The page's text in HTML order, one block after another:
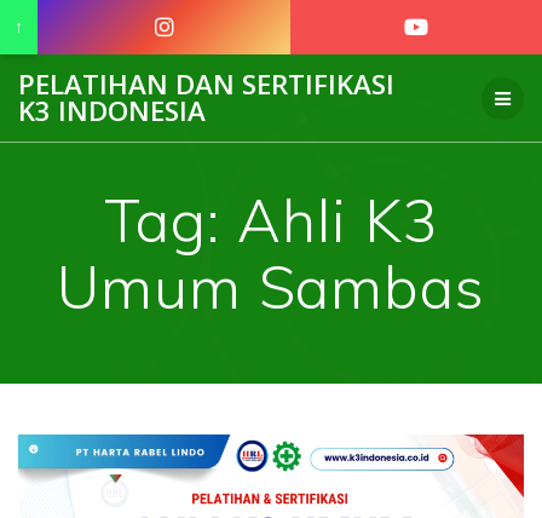
to
PELATIHAN DAN SERTIFIKASI
K3 INDONESIA
Tag: Ahli K3
Umum Sambas
↑